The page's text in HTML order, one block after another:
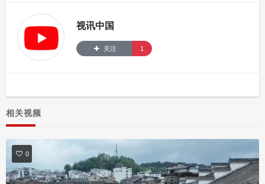
视讯中国
关注 1
相关视频
0